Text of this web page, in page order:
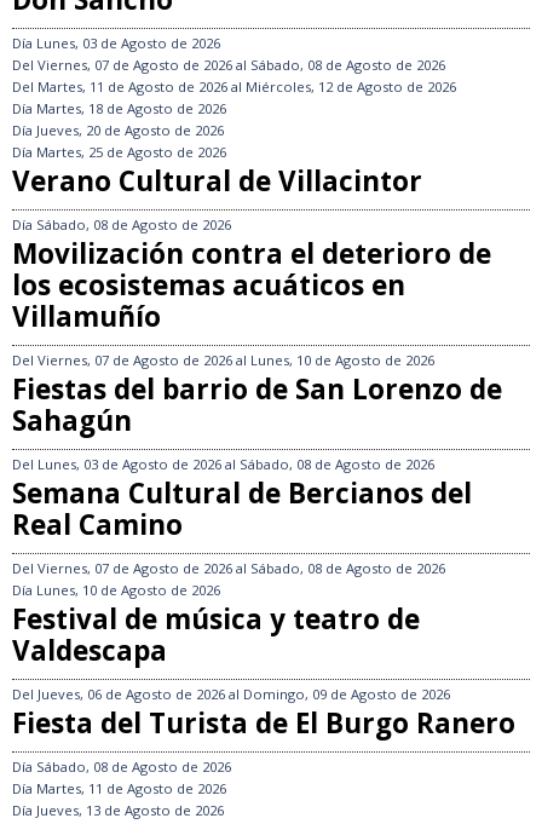
Día Lunes, 03 de Agosto de 2026
Del Viernes, 07 de Agosto de 2026 al Sábado, 08 de Agosto de 2026
Del Martes, 11 de Agosto de 2026 al Miércoles, 12 de Agosto de 2026
Día Martes, 18 de Agosto de 2026
Día Jueves, 20 de Agosto de 2026
Día Martes, 25 de Agosto de 2026
Verano Cultural de Villacintor
Día Sábado, 08 de Agosto de 2026
Movilización contra el deterioro de
los ecosistemas acuáticos en
Villamuñío
Del Viernes, 07 de Agosto de 2026 al Lunes, 10 de Agosto de 2026
Fiestas del barrio de San Lorenzo de
Sahagún
Del Lunes, 03 de Agosto de 2026 al Sábado, 08 de Agosto de 2026
Semana Cultural de Bercianos del
Real Camino
Del Viernes, 07 de Agosto de 2026 al Sábado, 08 de Agosto de 2026
Día Lunes, 10 de Agosto de 2026
Festival de música y teatro de
Valdescapa
Del Jueves, 06 de Agosto de 2026 al Domingo, 09 de Agosto de 2026
Fiesta del Turista de El Burgo Ranero
Día Sábado, 08 de Agosto de 2026
Día Martes, 11 de Agosto de 2026
Día Jueves, 13 de Agosto de 2026